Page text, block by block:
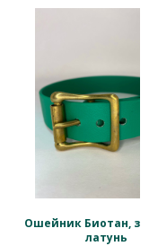
Ошейник Биотан,
латунь